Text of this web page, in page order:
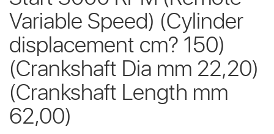
Variable Speed) (Cylinder
displacement cm? 150)
(Crankshaft Dia mm 22,20)
(Crankshaft Length mm
62,00)